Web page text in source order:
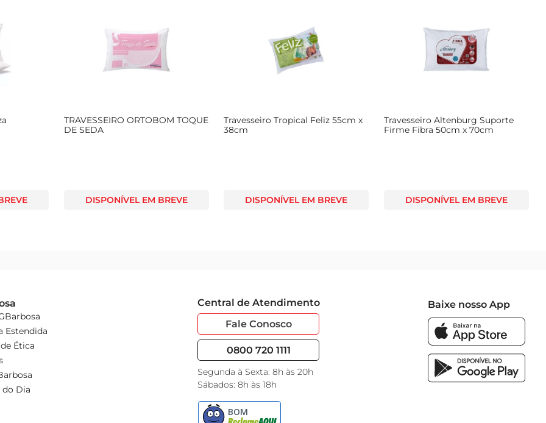
TRAVESSEIRO ORTOBOM TOQUE
DE SEDA
DISPONÍVEL EM BREVE
Travesseiro Tropical Feliz 55cm x
38cm
DISPONÍVEL EM BREVE
Travesseiro Altenburg Suporte
Firme Fibra 50cm x 70cm
DISPONÍVEL EM BREVE
Estendida
Ética
do Dia
Central de Atendimento
Fale Conosco
0800 720 1111
Segunda à Sexta: 8h às 20h
Sábados: 8h às 18h
Baixe nosso App